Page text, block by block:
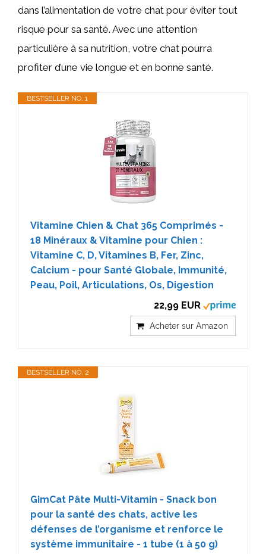
dans l’alimentation de votre chat pour éviter tout
risque pour sa santé. Avec une attention
particulière à sa nutrition, votre chat pourra
profiter d’une vie longue et en bonne santé.
BESTSELLER NO. 1
Vitamine Chien & Chat 365 Comprimés -
18 Minéraux & Vitamine pour Chien :
Vitamine C, D, Vitamines B, Fer, Zinc,
Calcium - pour Santé Globale, Immunité,
Peau, Poil, Articulations, Os, Digestion
22,99 EUR
Acheter sur Amazon
BESTSELLER NO. 2
GimCat Pâte Multi-Vitamin - Snack bon
pour la santé des chats, active les
défenses de l’organisme et renforce le
système immunitaire - 1 tube (1 à 50 g)